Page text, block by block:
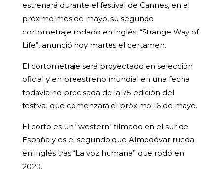
estrenará durante el festival de Cannes, en el
próximo mes de mayo, su segundo
cortometraje rodado en inglés, “Strange Way of
Life”, anunció hoy martes el certamen.
El cortometraje será proyectado en selección
oficial y en preestreno mundial en una fecha
todavía no precisada de la 75 edición del
festival que comenzará el próximo 16 de mayo.
El corto es un “western” filmado en el sur de
España y es el segundo que Almodóvar rueda
en inglés tras “La voz humana” que rodó en
2020.